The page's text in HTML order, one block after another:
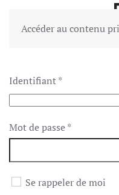
Accéder au contenu
Identifiant*
Mot de passe*
Se rappeler de moi